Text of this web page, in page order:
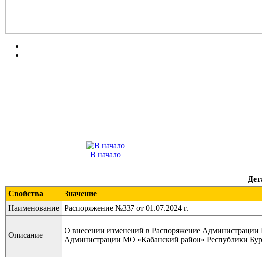
В начало
Свойства
Значение
Наименование
Распоряжение №337 от 01.07.2024 г.
Описание
О внесении изменений в Распоряжение Администрации
Администрации МО «Кабанский район» Республики